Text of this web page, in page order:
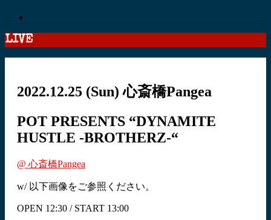
LIVE
2022.12.25 (Sun) 心斎橋Pangea
POT PRESENTS “DYNAMITE
HUSTLE -BROTHERZ-“
@ 心斎橋Pangea
w/ 以下画像をご参照ください。
OPEN 12:30 / START 13:00